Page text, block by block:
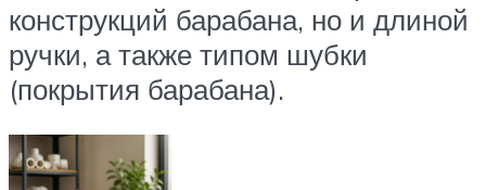
конструкций барабана, но и длиной
ручки, а также типом шубки
(покрытия барабана).